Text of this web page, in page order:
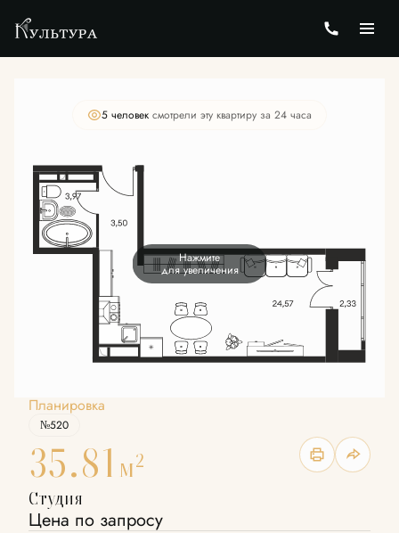
Студия35.81 м Цена по запросу
5 человек смотрели эту квартиру за 24 часа
Нажмите
для увеличения
Планировка
№520
35.81 м2
Студия
Цена по запросу